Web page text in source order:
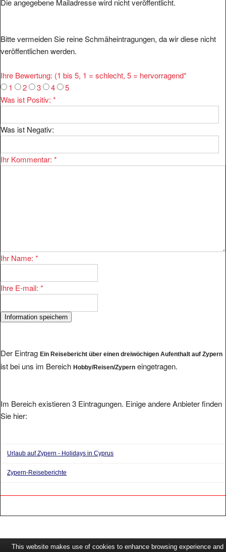
Bitte vermeiden Sie reine Schmäheintragungen, da wir diese nicht
veröffentlichen werden.
Ihre Bewertung: (1 bis 5, 1 = schlecht, 5 = hervorragend*
1
2 3 4
5
Was ist Positiv: *
Was ist Negativ:
Ihr Kommentar: *
Ihr Name: *
Ihre E-mail: *
Der Eintrag Ein Reisebericht über einen dreiwöchigen Aufenthalt auf Zypern
ist bei uns im Bereich Hobby/Reisen/Zypern eingetragen.
Im Bereich existieren 3 Eintragungen. Einige andere Anbieter finden
Sie hier:
Urlaub auf Zypern - Holidays in Cyprus
Zypern-Reiseberichte
This website makes use of cookies to enhance browsing experience and